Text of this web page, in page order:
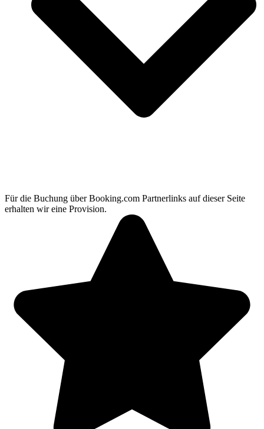
Für die Buchung über Booking.com Partnerlinks auf dieser Seite
erhalten wir eine Provision.